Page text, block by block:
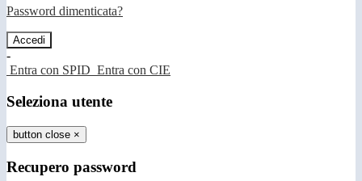
Password dimenticata?
-
Entra con SPID Entra con CIE
Seleziona utente
button close ×
Recupero password